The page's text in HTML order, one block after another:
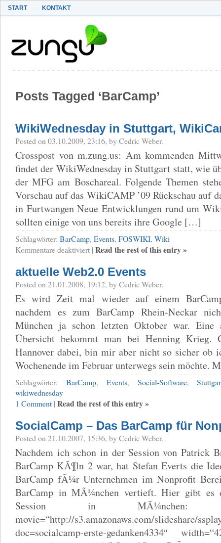
START KONTAKT
Posts Tagged ‘BarCamp’
WikiWednesday in Stuttgart,
Posted on 03.10.2009, 23:16, by Cedric Weber.
Crosspost von m.zung.us: Am kommenden
findet der WikiWednesday in Stuttgart statt, wie
der MFG am Boschareal. Folgende Themen
Vorschau auf das WikiCAMP ’09 Rückschau auf
in Furtwangen Neue Entwicklungen rund um
sollten einige von uns bereits ihre Google […]
Schlagwörter: BarCamp, Events, FOSWIKI, Wiki
Kommentare deaktiviert für
WikiWednesday
Stuttgart,
WikiCamp
Frankfurt
| Read the rest of this entry »
aktuelle Web2.0 Events
Posted on 21.01.2008, 19:12, by Cedric Weber.
Es wird Zeit mal wieder auf einem BarCamp
nachdem es zum BarCamp Rhein-Neckar
München ja schon letzten Oktober war. Eine
Übersicht bekommt man bei Henning Krieg.
Hannover dabei, bin mir aber nicht so sicher ob
Wochenende im Februar unterwegs sein
Schlagwörter: BarCamp, Events, Social-Software,
wikiwednesday
1 Comment | Read the rest of this entry »
SocialCamp – Das BarCamp für
Posted on 21.10.2007, 15:36, by Cedric Weber.
Nachdem ich schon in der Session von Patrick
BarCamp KÃ¶ln 2 war, hat Stefan Everts die
BarCamp fÃ¼r Unternehmen im Nonprofit
BarCamp in MÃ¼nchen vertieft. Hier gibt es
Session in MÃ¼nchen:
movie=“http://s3.amazonaws.com/slideshare/
doc=socialcamp-erste-gedanken4334″